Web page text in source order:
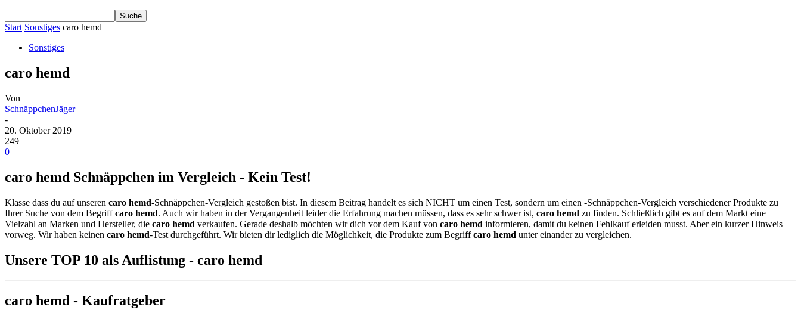
Start Sonstiges caro hemd
Sonstiges
caro hemd
Von
SchnäppchenJäger
-
20. Oktober 2019
249
0
caro hemd Schnäppchen im Vergleich - Kein Test!
Klasse dass du auf unseren caro hemd-Schnäppchen-Vergleich gestoßen bist. In diesem Beitrag handelt es sich NICHT um einen Test, sondern um einen -Schnäppchen-Vergleich verschiedener Produkte zu
Ihrer Suche von dem Begriffcaro hemd. Auch wir haben in der Vergangenheit leider die Erfahrung machen müssen, dass es sehr schwer ist, caro hemd zu finden. Schließlich gibt es auf dem Markt eine
Vielzahl an Marken und Hersteller, die caro hemd verkaufen. Gerade deshalb möchten wir dich vor dem Kauf von caro hemd informieren, damit du keinen Fehlkauf erleiden musst. Aber ein kurzer Hinweis
vorweg. Wir haben keinen caro hemd-Test durchgeführt. Wir bieten dir lediglich die Möglichkeit, die Produkte zum Begriffcaro hemd unter einander zu vergleichen.
Unsere TOP 10 als Auflistung - caro hemd
caro hemd - Kaufratgeber